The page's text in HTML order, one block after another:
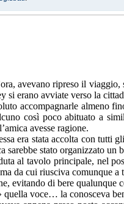
avevano ripreso il
si erano avviate verso la
accompagnarle almeno
così poco abituato a
avesse ragione.
era stata accolta con tutti
sarebbe stato organizzato un
al tavolo principale, nel
da cui riusciva comunque a
evitando di bere
quella voce… la conosceva